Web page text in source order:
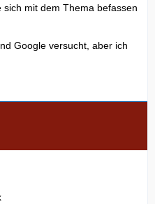
mit dem Thema befassen
Google versucht, aber ich